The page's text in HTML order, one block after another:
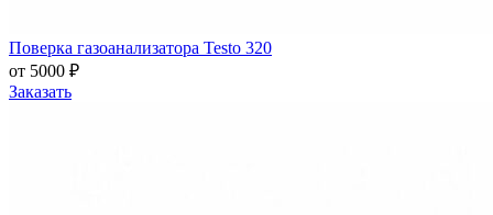
Поверка газоанализатора Testo 320
от 5000 ₽
Заказать